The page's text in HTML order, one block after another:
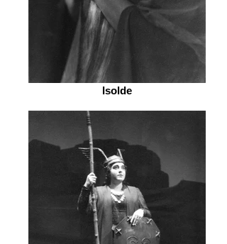
Isolde